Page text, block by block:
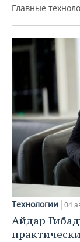
Главные
Технологии 04
Айдар